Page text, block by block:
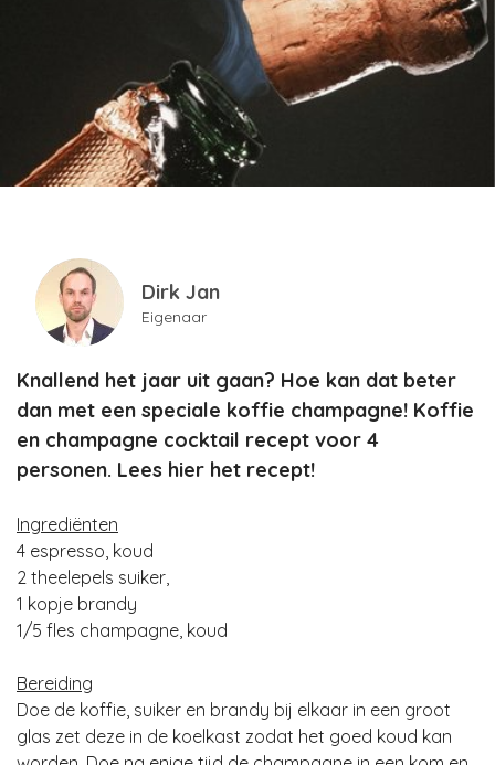
Dirk Jan
Eigenaar
Knallend het jaar uit gaan? Hoe kan dat beter
dan met een speciale koffie champagne! Koffie
en champagne cocktail recept voor 4
personen. Lees hier het recept!
Ingrediënten
4 espresso, koud
2 theelepels suiker,
1 kopje brandy
1/5 fles champagne, koud
Bereiding
Doe de koffie, suiker en brandy bij elkaar in een groot
glas zet deze in de koelkast zodat het goed koud kan